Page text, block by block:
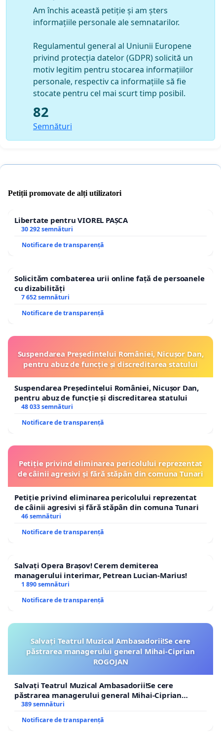
Am închis această petiție și am șters
informațiile personale ale semnatarilor.
Regulamentul general al Uniunii Europene
privind protecția datelor (GDPR) solicită un
motiv legitim pentru stocarea informațiilor
personale, respectiv ca informațiile să fie
stocate pentru cel mai scurt timp posibil.
82
Semnături
Petiții promovate de alți utilizatori
Libertate pentru VIOREL PAȘCA
30 292 semnături
Notificare de transparență
Solicităm combaterea urii online față de persoanele
cu dizabilități
7 652 semnături
Notificare de transparență
Suspendarea Președintelui României, Nicușor Dan,
pentru abuz de funcție și discreditarea statului
Suspendarea Președintelui României, Nicușor Dan,
pentru abuz de funcție și discreditarea statului
48 033 semnături
Notificare de transparență
Petiție privind eliminarea pericolului reprezentat
de câinii agresivi și fără stăpân din comuna Tunari
Petiție privind eliminarea pericolului reprezentat
de câinii agresivi și fără stăpân din comuna Tunari
46 semnături
Notificare de transparență
Salvați Opera Brașov! Cerem demiterea
managerului interimar, Petrean Lucian-Marius!
1 890 semnături
Notificare de transparență
Salvați Teatrul Muzical Ambasadorii!Se cere
păstrarea managerului general Mihai-Ciprian
ROGOJAN
Salvați Teatrul Muzical Ambasadorii!Se cere
păstrarea managerului general Mihai-Ciprian
ROGOJAN
389 semnături
Notificare de transparență